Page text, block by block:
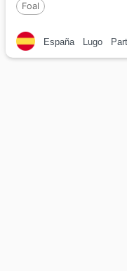
Foal
España Lugo